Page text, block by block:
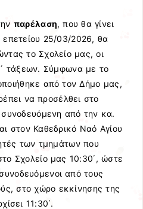
παρέλαση, που θα γίνει
25/03/2026, θα
το Σχολείο μας, οι
τάξεων. Σύμφωνα με το
από τον Δήμο μας,
να προσέλθει στο
από την κα.
στον Καθεδρικό Ναό Αγίου
των τμημάτων που
Σχολείο μας 10:30΄, ώστε
από τους
στο χώρο εκκίνησης της
11:30΄.